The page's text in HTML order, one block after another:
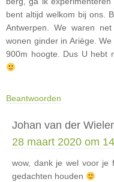
bent altijd welkom bij ons.
Antwerpen. We waren
wonen ginder in Ariège.
900m hoogte. Dus U hebt
Beantwoorden
Johan van der
28 maart 2020 om
wow, dank je wel voor je
gedachten houden